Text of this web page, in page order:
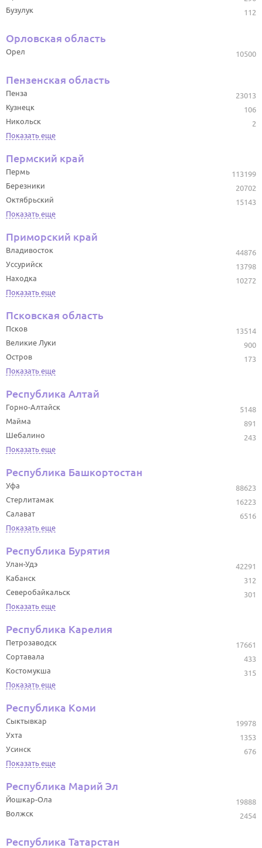
112
Бузулук
Орловская область
10500
Орел
Пензенская область
23013
Пенза
106
Кузнецк
2
Никольск
Показать еще
Пермский край
113199
Пермь
20702
Березники
15143
Октябрьский
Показать еще
Приморский край
44876
Владивосток
13798
Уссурийск
10272
Находка
Показать еще
Псковская область
13514
Псков
900
Великие Луки
173
Остров
Показать еще
Республика Алтай
5148
Горно-Алтайск
891
Майма
243
Шебалино
Показать еще
Республика Башкортостан
88623
Уфа
16223
Стерлитамак
6516
Салават
Показать еще
Республика Бурятия
42291
Улан-Удэ
312
Кабанск
301
Северобайкальск
Показать еще
Республика Карелия
17661
Петрозаводск
433
Сортавала
315
Костомукша
Показать еще
Республика Коми
19978
Сыктывкар
1353
Ухта
676
Усинск
Показать еще
Республика Марий Эл
19888
Йошкар-Ола
2454
Волжск
Республика Татарстан